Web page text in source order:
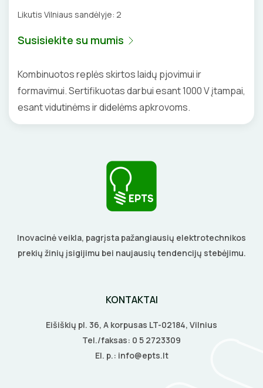
ELEKTRINIS ŠILDYMAS
Termostatai
Veidrodžių apsauga nuo rasojimo
Instaliaciniai priedai
Šildytuvai
Grindų šildymo kolektoriai
Terminės pavaro kolektoriams
Termostatai
Radiatorių termostatai
Kolektorinės spintelės
Vamzdžių apsauga nuo užšalimo
Vamzdžių temperatūros palaikymas
APSAUGA NUO APLEDĖJIMO
Latakų, lietvamzdžių ir stogų apsauga nuo
Laiptų ir įvažiavimų apsauga nuo apledėjimo
ŠILDYMO VALDYMAS
Likutis Vilniaus sandėlyje: 2
Susisiekite su mumis
Kombinuotos replės skirtos laidų pjovimui ir
formavimui. Sertifikuotas darbui esant 1000 V įtampai,
esant vidutinėms ir didelėms apkrovoms.
Inovacinė veikla, pagrįsta pažangiausių elektrotechnikos
prekių žinių įsigijimu bei naujausių tendencijų stebėjimu.
KONTAKTAI
Eišiškių pl. 36, A korpusas LT-02184, Vilnius
Tel./faksas: 0 5 2723309
El. p.: info@epts.lt